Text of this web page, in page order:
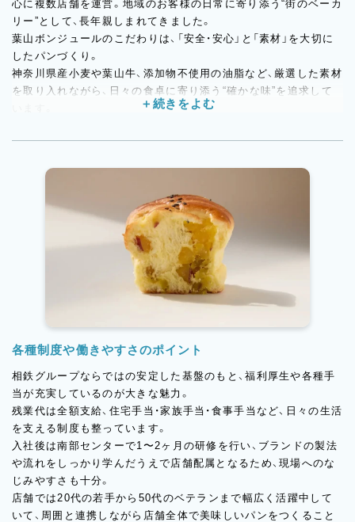
心に複数店舗を運営。地域のお客様の日常に寄り添う“街のベーカ
リー”として、長年親しまれてきました。
葉山ボンジュールのこだわりは、「安全・安心」と「素材」を大切に
したパンづくり。
神奈川県産小麦や葉山牛、添加物不使用の油脂など、厳選した素材
を取り入れながら、日々の食卓に寄り添う“確かな味”を追求して
商品づくりにも注力。製造現場の経験を大切にし、将来的には商
各種制度や働きやすさのポイント
相鉄グループならではの安定した基盤のもと、福利厚生や各種手
当が充実しているのが大きな魅力。
残業代は全額支給、住宅手当・家族手当・食事手当など、日々の生活
を支える制度も整っています。
入社後は南部センターで1〜2ヶ月の研修を行い、ブランドの製法
や流れをしっかり学んだうえで店舗配属となるため、現場へのな
じみやすさも十分。
店舗では20代の若手から50代のベテランまで幅広く活躍中して
いて、周囲と連携しながら店舗全体で美味しいパンをつくること